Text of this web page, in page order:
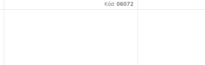
Kód: 06072
dlouhym zaverem.